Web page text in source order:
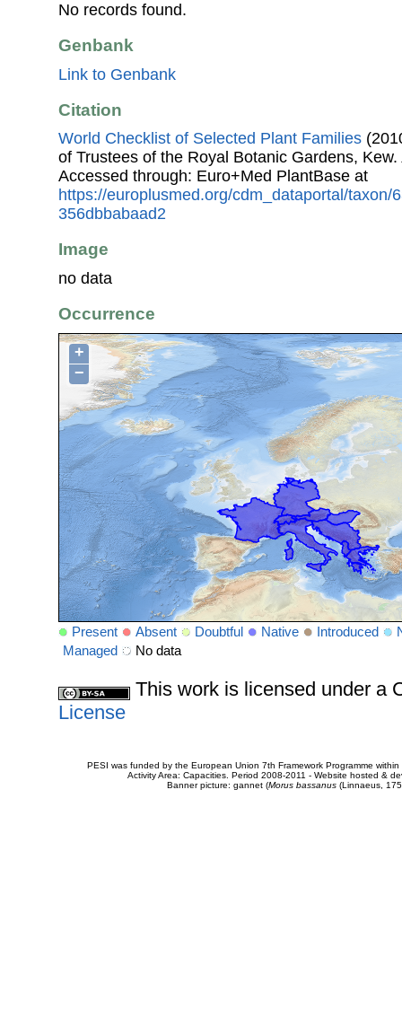
No records found.
Genbank
Link to Genbank
Citation
World Checklist of Selected Plant Families
of Trustees of the Royal Botanic Gardens, Kew.
Accessed through: Euro+Med PlantBase at
https://europlusmed.org/cdm_dataportal/taxon/
356dbbabaad2
Image
no data
Occurrence
+
−
Present Absent Doubtful Native Introduced
Managed
No data
This work is licensed under a
License
PESI was funded by the European Union 7th Framework Programme
Activity Area: Capacities. Period 2008-2011 - Website hosted &
Banner picture: gannet (Morus bassanus(Linnaeus,